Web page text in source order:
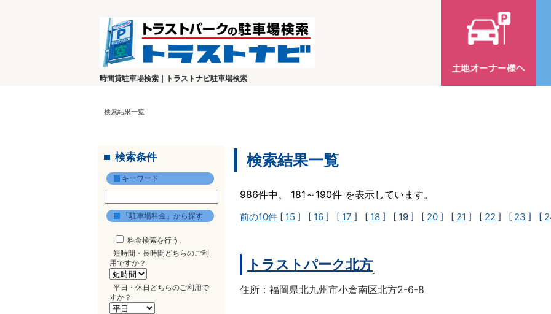
時間貸駐車場検索｜トラストナビ駐車場検索
検索結果一覧
検索条件
キーワード
「駐車場料金」から探す
料金検索を行う。
短時間・長時間どちらのご利
用ですか？
平日・休日どちらのご利用で
すか？
検索結果一覧
986件中、 181～190件 を表示しています。
前の10件 [ 15 ] [ 16 ] [ 17 ] [ 18 ] [ 19 ] [ 20 ] [ 21 ] [ 22 ] [ 23 ] [
トラストパーク北方
住所：福岡県北九州市小倉南区北方2-6-8